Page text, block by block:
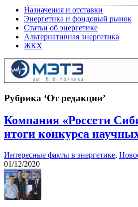
Назначения и отставки
Энергетика и фондовый рынок
Статьи об энергетике
Альтернативная энергетика
ЖКХ
Рубрика ‘От редакции’
Компания «Россети
итоги конкурса
Интересные факты в энергетике,
01/12/2020